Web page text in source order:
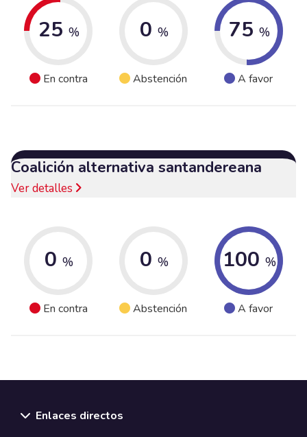
25 %
En contra
0 %
Abstención
75 %
A favor
Coalición alternativa santandereana
Ver detalles
0 %
En contra
0 %
Abstención
100 %
A favor
Enlaces directos